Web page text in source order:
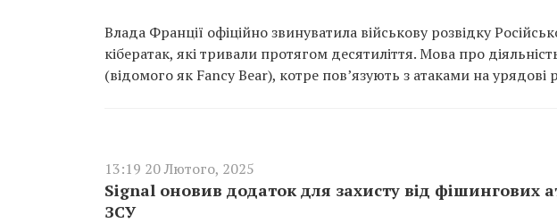
Влада Франції офіційно звинуватила військову розвідку
кібератак, які тривали протягом десятиліття. Мова про
(відомого як Fancy Bear), котре пов’язують з атаками на
13:19 20 Лютого, 2025
Signal оновив додаток для захисту від фішингових
ЗСУ